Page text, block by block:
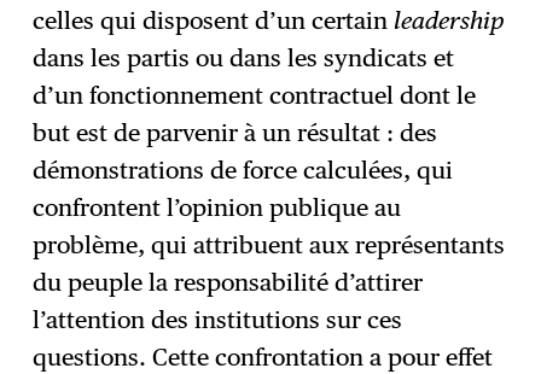
celles qui disposent d’un certain leadership
dans les partis ou dans les syndicats et
d’un fonctionnement contractuel dont le
but est de parvenir à un résultat : des
démonstrations de force calculées, qui
confrontent l’opinion publique au
problème, qui attribuent aux représentants
du peuple la responsabilité d’attirer
l’attention des institutions sur ces
questions. Cette confrontation a pour effet